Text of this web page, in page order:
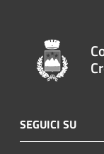
SEGUICI SU